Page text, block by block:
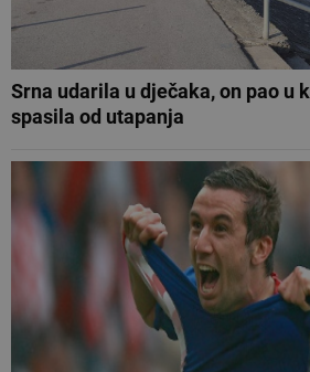
Srna udarila u dječaka, on pao u
spasila od utapanja